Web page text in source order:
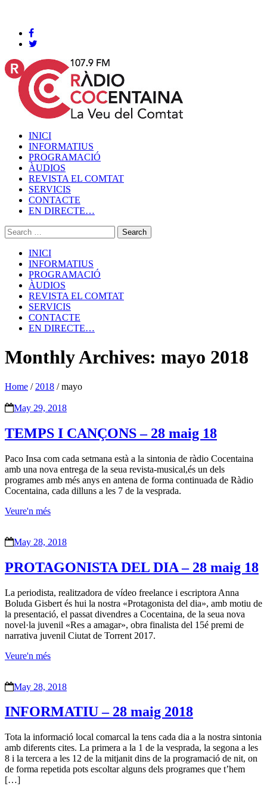
INICI
INFORMATIUS
PROGRAMACIÓ
ÀUDIOS
REVISTA EL COMTAT
SERVICIS
CONTACTE
EN DIRECTE…
INICI
INFORMATIUS
PROGRAMACIÓ
ÀUDIOS
REVISTA EL COMTAT
SERVICIS
CONTACTE
EN DIRECTE…
Monthly Archives: mayo 2018
Home / 2018 /mayo
May 29, 2018
TEMPS I CANÇONS – 28 maig 18
Paco Insa com cada setmana està a la sintonia de ràdio Cocentaina
amb una nova entrega de la seua revista-musical,és un dels
programes amb més anys en antena de forma continuada de Ràdio
Cocentaina, cada dilluns a les 7 de la vesprada.
Veure'n més
May 28, 2018
PROTAGONISTA DEL DIA – 28 maig 18
La periodista, realitzadora de vídeo freelance i escriptora Anna
Boluda Gisbert és hui la nostra «Protagonista del dia», amb motiu de
la presentació, el passat divendres a Cocentaina, de la seua nova
novel·la juvenil «Res a amagar», obra finalista del 15é premi de
narrativa juvenil Ciutat de Torrent 2017.
Veure'n més
May 28, 2018
INFORMATIU – 28 maig 2018
Tota la informació local comarcal la tens cada dia a la nostra sintonia
amb diferents cites. La primera a la 1 de la vesprada, la segona a les
8 i la tercera a les 12 de la mitjanit dins de la programació de nit, on
de forma repetida pots escoltar alguns dels programes que t’hem
[…]